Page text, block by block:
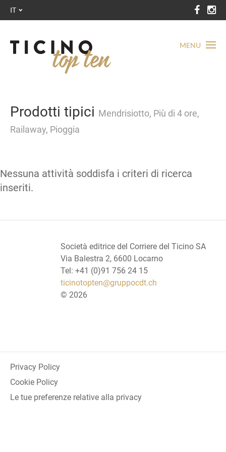
MENU
IT
Prodotti tipici Mendrisiotto, Più di 4 ore,
Railaway, Pioggia
Nessuna attività soddisfa i criteri di ricerca
inseriti.
Società editrice del Corriere del Ticino SA
Via Balestra 2, 6600 Locarno
Tel: +41 (0)91 756 24 15
ticinotopten@gruppocdt.ch
© 2026
Privacy Policy
Cookie Policy
Le tue preferenze relative alla privacy